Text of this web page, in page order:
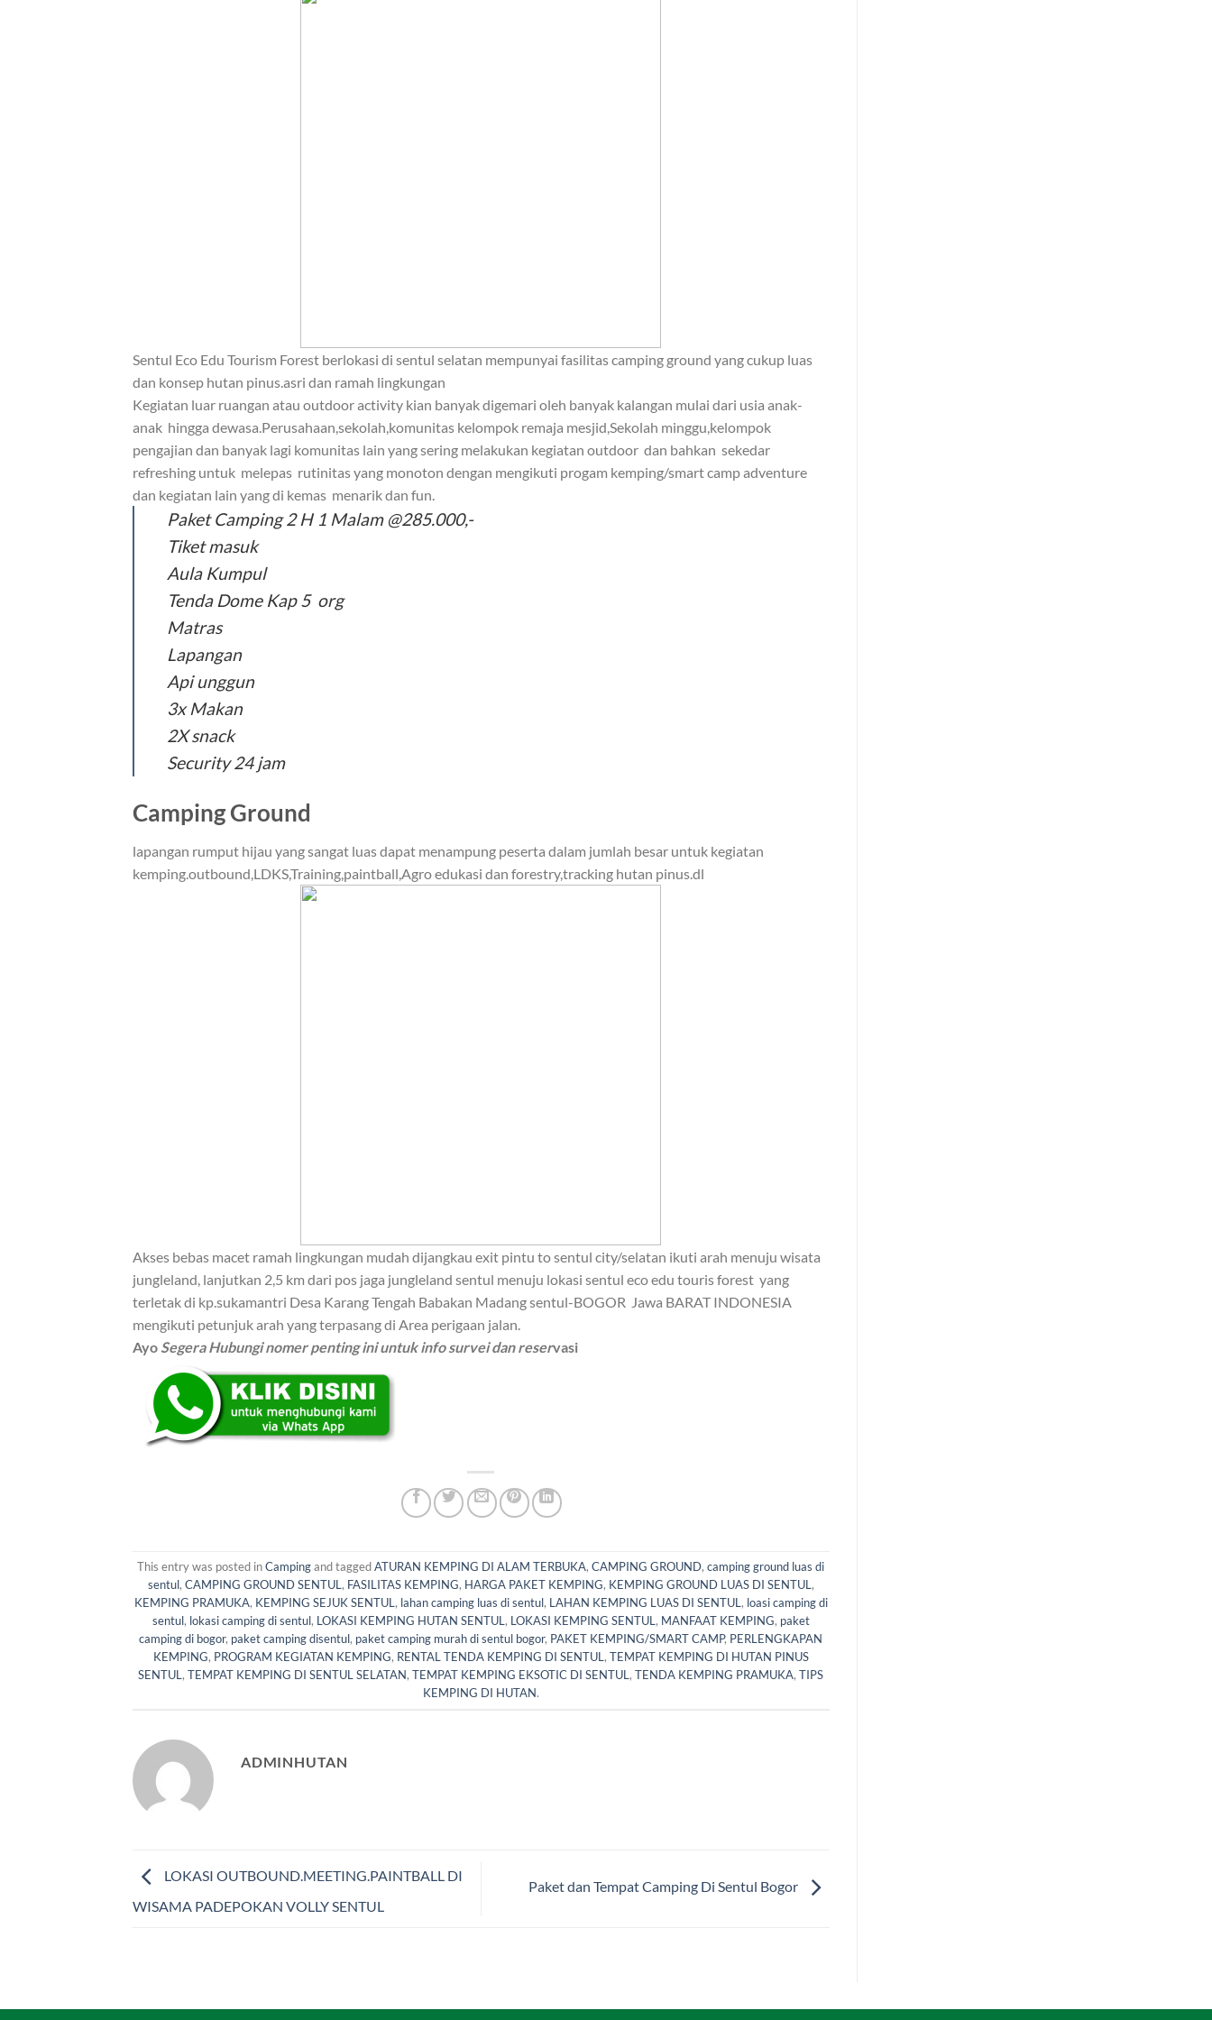
Sentul Eco Edu Tourism Forest berlokasi di sentul selatan mempunyai fasilitas camping ground yang cukup luas
dan konsep hutan pinus.asri dan ramah lingkungan
Kegiatan luar ruangan atau outdoor activity kian banyak digemari oleh banyak kalangan mulai dari usia anak-
anak hingga dewasa.Perusahaan,sekolah,komunitas kelompok remaja mesjid,Sekolah minggu,kelompok
pengajian dan banyak lagi komunitas lain yang sering melakukan kegiatan outdoor dan bahkan sekedar
refreshing untuk melepas rutinitas yang monoton dengan mengikuti progam kemping/smart camp adventure
dan kegiatan lain yang di kemas menarik dan fun.
Paket Camping 2 H 1 Malam @285.000,-
Tiket masuk
Aula Kumpul
Tenda Dome Kap 5 org
Matras
Lapangan
Api unggun
3x Makan
2X snack
Security 24 jam
Camping Ground
lapangan rumput hijau yang sangat luas dapat menampung peserta dalam jumlah besar untuk kegiatan
kemping.outbound,LDKS,Training,paintball,Agro edukasi dan forestry,tracking hutan pinus.dl
Akses bebas macet ramah lingkungan mudah dijangkau exit pintu to sentul city/selatan ikuti arah menuju wisata
jungleland, lanjutkan 2,5 km dari pos jaga jungleland sentul menuju lokasi sentul eco edu touris forest yang
terletak di kp.sukamantri Desa Karang Tengah Babakan Madang sentul-BOGOR Jawa BARAT INDONESIA
mengikuti petunjuk arah yang terpasang di Area perigaan jalan.
Ayo Segera Hubungi nomer penting ini untuk info survei dan reservasi
This entry was posted inCampingand taggedATURAN KEMPING DI ALAM TERBUKA,CAMPING GROUND,camping ground luas di
sentul, CAMPING GROUND SENTUL , FASILITAS KEMPING, HARGA PAKET KEMPING, KEMPING GROUND LUAS DI SENTUL ,
KEMPING PRAMUKA, KEMPING SEJUK SENTUL , lahan camping luas di sentul, LAHAN KEMPING LUAS DI SENTUL , loasi camping di
sentul, lokasi camping di sentul, LOKASI KEMPING HUTAN SENTUL , LOKASI KEMPING SENTUL , MANFAAT KEMPING, paket
camping di bogor, paket camping disentul, paket camping murah di sentul bogor, PAKET KEMPING/SMART CAMP, PERLENGKAPAN
KEMPING, PROGRAM KEGIATAN KEMPING, RENTAL TENDA KEMPING DI SENTUL , TEMPAT KEMPING DI HUTAN PINUS
SENTUL,TEMPAT KEMPING DI SENTUL SELATAN,TEMPAT KEMPING EKSOTIC DI SENTUL,TENDA KEMPING PRAMUKA,TIPS
KEMPING DI HUTAN.
ADMINHUTAN
LOKASI OUTBOUND.MEETING.PAINTBALL DI
WISAMA PADEPOKAN VOLLY SENTUL
Paket dan Tempat Camping Di Sentul Bogor